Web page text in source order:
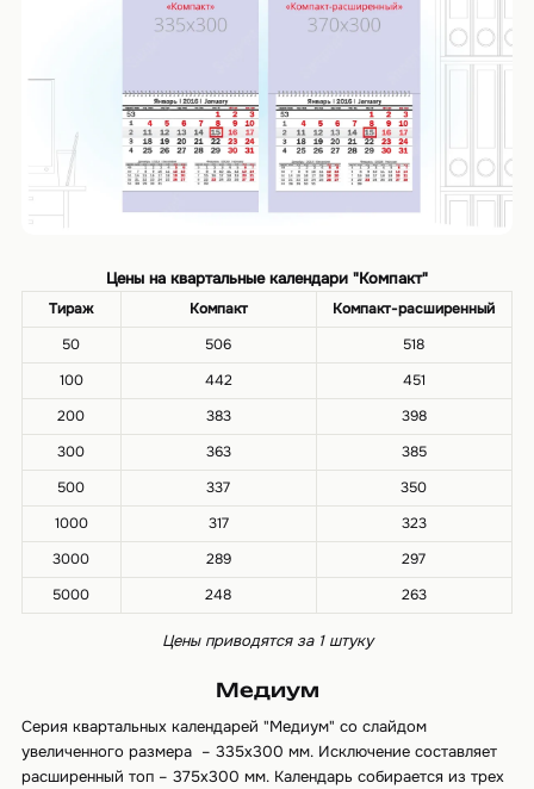
Цены на квартальные календари "Компакт"
Тираж Компакт
Компакт-расширенный
50
506
518
100
442
451
200
383
398
300
363
385
500
337
350
1000
317
323
3000
289
297
5000
248 263
Цены приводятся за 1 штуку
Медиум
Серия квартальных календарей "Медиум" со слайдом
увеличенного размера – 335х300 мм. Исключение составляет
расширенный топ – 375х300 мм. Календарь собирается из трех